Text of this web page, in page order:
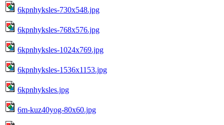
6kpnhyksles-730x548.jpg
6kpnhyksles-768x576.jpg
6kpnhyksles-1024x769.jpg
6kpnhyksles-1536x1153.jpg
6kpnhyksles.jpg
6m-kuz40yog-80x60.jpg